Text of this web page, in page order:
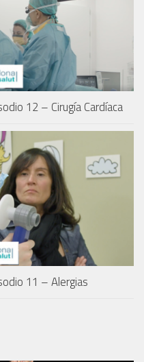
12 – Cirugía Cardíaca
11 – Alergias